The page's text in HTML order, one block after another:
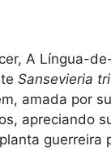
A Língua-
Sansevieria
amada por
apreciando